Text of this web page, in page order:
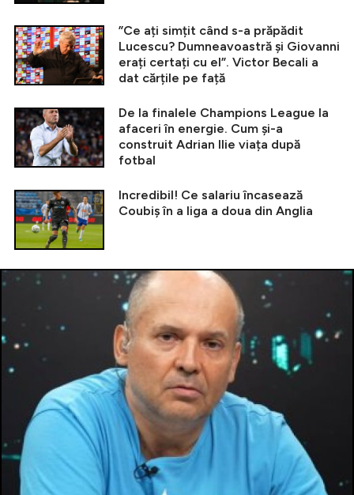
”Ce ați simțit când s-a prăpădit
Lucescu? Dumneavoastră și Giovanni
erați certați cu el”. Victor Becali a
dat cărțile pe față
De la finalele Champions League la
afaceri în energie. Cum și-a
construit Adrian Ilie viața după
fotbal
Incredibil! Ce salariu încasează
Coubiș în a liga a doua din Anglia